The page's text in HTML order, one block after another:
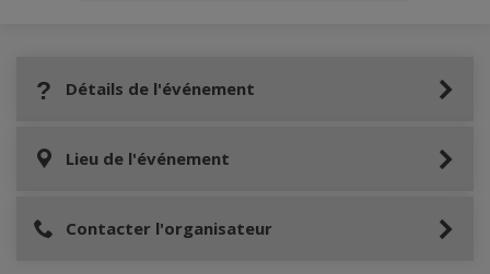
Détails de l'événement
Lieu de l'événement
Contacter l'organisateur